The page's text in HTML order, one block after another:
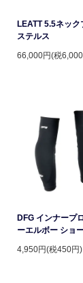
LEATT 5.5ネック
ステルス
66,000円(税
DFG インナープ
ーエルボー ショ
4,950円(税450円)